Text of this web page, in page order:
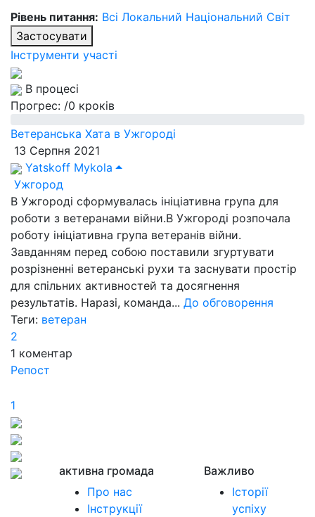
Рівень питання: Всі Локальний Національний Світ
Застосувати
Інструменти участі
В процесі
Прогрес: /0 кроків
Ветеранська Хата в Ужгороді
13 Серпня 2021
Yatskoff Mykola
Ужгород
В Ужгороді сформувалась ініціативна група для
роботи з ветеранами війни.В Ужгороді розпочала
роботу ініціативна група ветеранів війни.
Завданням перед собою поставили згуртувати
розрізненні ветеранські рухи та заснувати простір
для спільних активностей та досягнення
результатів. Наразі, команда... До обговорення
Теги: ветеран
2
1 коментар
Репост
1
активна громада
Про нас
Інструкції
Важливо
Історії
успіху